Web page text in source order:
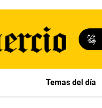
Temas del día